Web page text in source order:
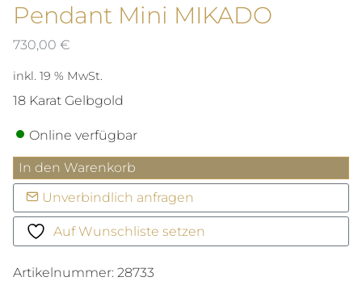
Pendant Mini MIKADO
730,00 €
inkl. 19 % MwSt.
18 Karat Gelbgold
Online verfügbar
Pendant
Mini
MIKADO
Menge
In den Warenkorb
Unverbindlich anfragen
Auf Wunschliste setzen
Artikelnummer: 28733